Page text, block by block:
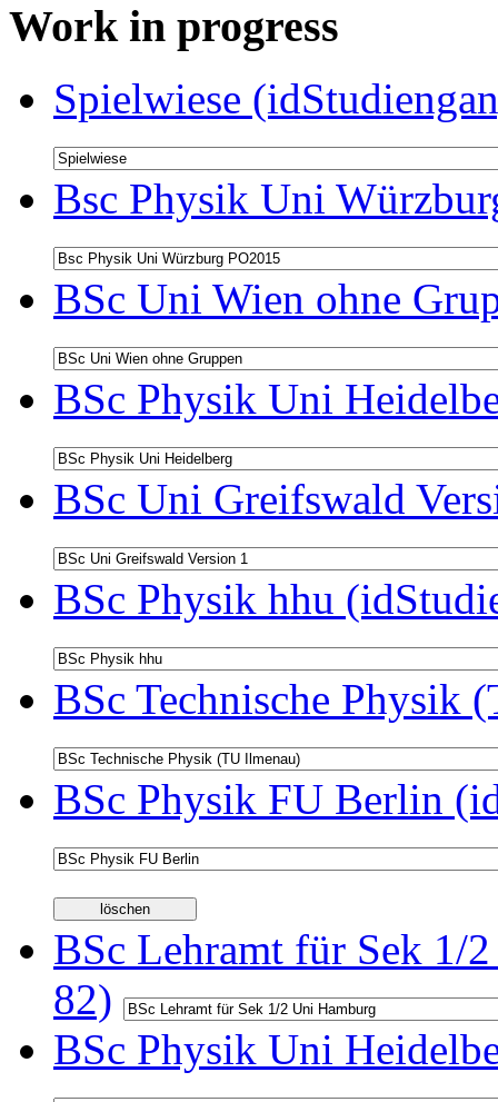
Work in progress
Spielwiese
Bsc Physik Uni
BSc Uni Wien ohne
BSc Physik Uni
BSc Uni Greifswald
BSc Physik hhu
BSc Technische Physik
BSc Physik FU Berlin
BSc Lehramt für Sek 1/
82)
BSc Physik Uni